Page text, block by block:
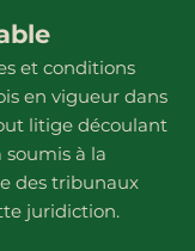
et conditions
en vigueur dans
litige découlant
soumis à la
des tribunaux
juridiction.